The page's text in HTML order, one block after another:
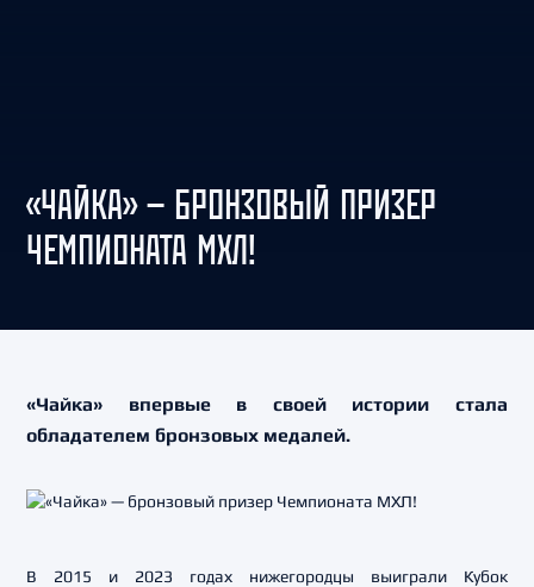
«ЧАЙКА» — БРОНЗОВЫЙ ПРИЗЕР
ЧЕМПИОНАТА МХЛ!
«Чайка» впервые в своей истории стала
обладателем бронзовых медалей.
В 2015 и 2023 годах нижегородцы выиграли Кубок